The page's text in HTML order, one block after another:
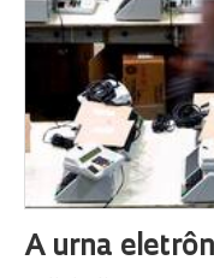
A urna